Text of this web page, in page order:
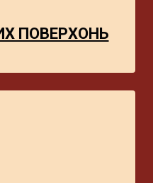
ПОВЕРХОНЬ